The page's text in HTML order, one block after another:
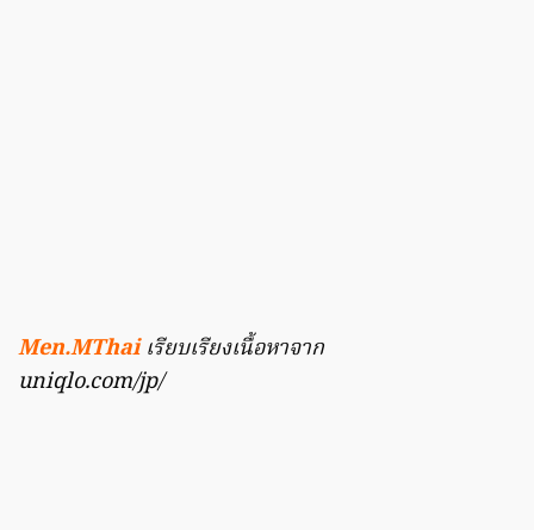
Men.MThaiเรียบเรียงเนื้อหาจาก
uniqlo.com/jp/